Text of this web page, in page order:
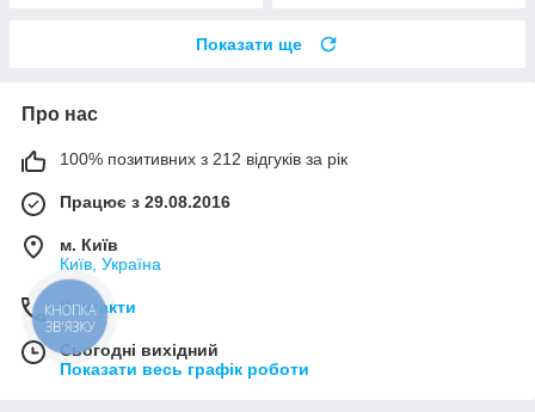
Показати ще
Про нас
100% позитивних з 212 відгуків за рік
Працює з 29.08.2016
м. Київ
Київ, Україна
Контакти
Сьогодні вихідний
Показати весь графік роботи
КНОПКА
ЗВ'ЯЗКУ